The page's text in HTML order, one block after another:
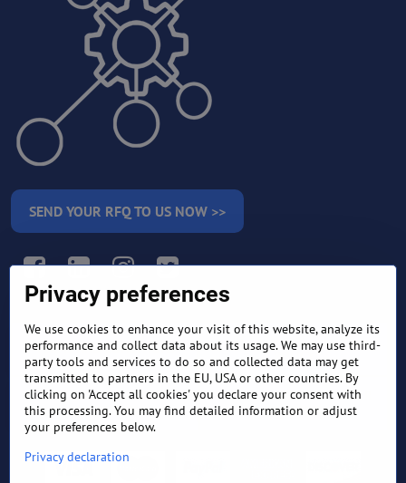
SEND YOUR RFQ TO US NOW >>
TERMS AND CONDITIONS
RETURN AND REFUND
POLICY
FREQUENTLY ASKED
QUESTIONS
EXPORT FINANCE & LETTER
OF CREDIT
Privacy preferences
We use cookies to enhance your visit of this website, analyze its
performance and collect data about its usage. We may use third-
party tools and services to do so and collected data may get
transmitted to partners in the EU, USA or other countries. By
clicking on 'Accept all cookies' you declare your consent with
this processing. You may find detailed information or adjust
your preferences below.
Privacy declaration